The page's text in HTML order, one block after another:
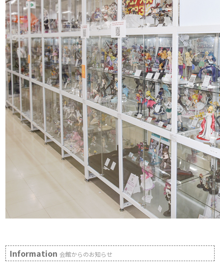
Information会館からのお知らせ